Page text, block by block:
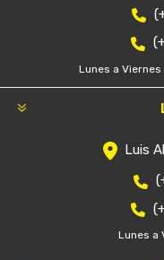
Lunes a Viernes
Luis
Lunes a